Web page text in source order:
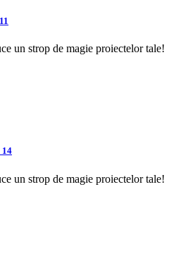
un strop de magie proiectelor tale!
un strop de magie proiectelor tale!